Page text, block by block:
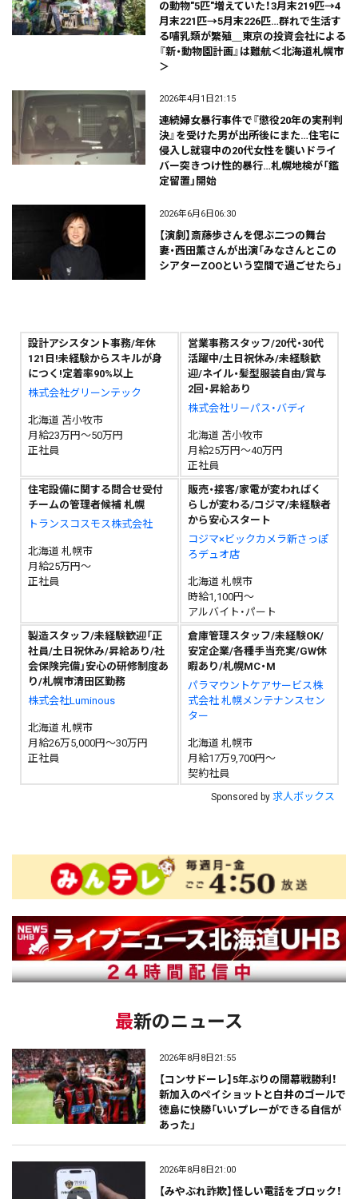
の動物"5匹"増えていた！3月末219匹→4
月末221匹→5月末226匹…群れで生活す
る哺乳類が繁殖＿東京の投資会社による
『新・動物園計画』は難航＜北海道札幌市
＞
2026年4月1日21:15
連続婦女暴行事件で『懲役20年の実刑判
決』を受けた男が出所後にまた…住宅に
侵入し就寝中の20代女性を襲いドライ
バー突きつけ性的暴行…札幌地検が「鑑
定留置」開始
2026年6月6日06:30
【演劇】斎藤歩さんを偲ぶ二つの舞台
妻・西田薫さんが出演「みなさんとこの
シアターZOOという空間で過ごせたら」
設計アシスタント事務/年休
121日!未経験からスキルが身
につく!定着率90%以上
株式会社グリーンテック
北海道 苫小牧市
月給23万円～50万円
正社員
営業事務スタッフ/20代・30代
活躍中/土日祝休み/未経験歓
迎/ネイル・髪型服装自由/賞与
2回・昇給あり
株式会社リーパス・バディ
北海道 苫小牧市
月給25万円～40万円
正社員
住宅設備に関する問合せ受付
チームの管理者候補 札幌
トランスコスモス株式会社
北海道 札幌市
月給25万円～
正社員
販売・接客/家電が変わればく
らしが変わる/コジマ/未経験者
から安心スタート
コジマ×ビックカメラ新さっぽ
ろデュオ店
北海道 札幌市
時給1,100円～
アルバイト・パート
製造スタッフ/未経験歓迎「正
社員/土日祝休み/昇給あり/社
会保険完備」安心の研修制度あ
り/札幌市清田区勤務
株式会社Luminous
北海道 札幌市
月給26万5,000円～30万円
正社員
倉庫管理スタッフ/未経験OK/
安定企業/各種手当充実/GW休
暇あり/札幌MC・M
パラマウントケアサービス株
式会社 札幌メンテナンスセン
ター
北海道 札幌市
月給17万9,700円～
契約社員
Sponsored by 求人ボックス
最新のニュース
2026年8月8日21:55
【コンサドーレ】5年ぶりの開幕戦勝利！
新加入のペイショットと白井のゴールで
徳島に快勝「いいプレーができる自信が
あった」
2026年8月8日21:00
【みやぶれ詐欺】怪しい電話をブロック！